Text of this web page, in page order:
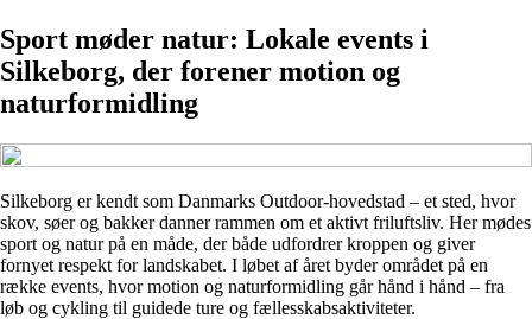
Sport møder natur: Lokale events i
Silkeborg, der forener motion og
naturformidling
Silkeborg er kendt som Danmarks Outdoor-hovedstad – et sted, hvor
skov, søer og bakker danner rammen om et aktivt friluftsliv. Her mødes
sport og natur på en måde, der både udfordrer kroppen og giver
fornyet respekt for landskabet. I løbet af året byder området på en
række events, hvor motion og naturformidling går hånd i hånd – fra
løb og cykling til guidede ture og fællesskabsaktiviteter.